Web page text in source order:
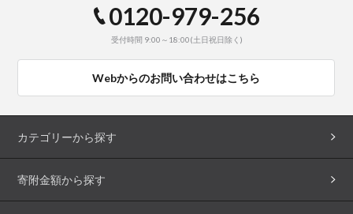
0120-979-256
受付時間 9:00～18:00(土日祝日除く)
Webからのお問い合わせはこちら
カテゴリーから探す
寄附金額から探す